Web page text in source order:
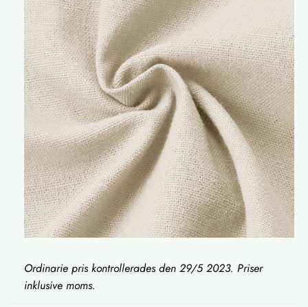
Ordinarie pris kontrollerades den 29/5 2023. Priser
inklusive moms.